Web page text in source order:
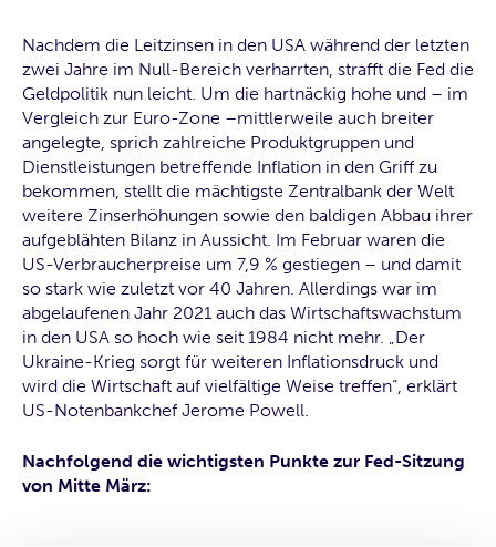
Nachdem die Leitzinsen in den USA während der letzten
zwei Jahre im Null-Bereich verharrten, strafft die Fed die
Geldpolitik nun leicht. Um die hartnäckig hohe und – im
Vergleich zur Euro-Zone –mittlerweile auch breiter
angelegte, sprich zahlreiche Produktgruppen und
Dienstleistungen betreffende Inflation in den Griff zu
bekommen, stellt die mächtigste Zentralbank der Welt
weitere Zinserhöhungen sowie den baldigen Abbau ihrer
aufgeblähten Bilanz in Aussicht. Im Februar waren die
US-Verbraucherpreise um 7,9 % gestiegen – und damit
so stark wie zuletzt vor 40 Jahren. Allerdings war im
abgelaufenen Jahr 2021 auch das Wirtschaftswachstum
in den USA so hoch wie seit 1984 nicht mehr. „Der
Ukraine-Krieg sorgt für weiteren Inflationsdruck und
wird die Wirtschaft auf vielfältige Weise treffen“, erklärt
US-Notenbankchef Jerome Powell.
Nachfolgend die wichtigsten Punkte zur Fed-Sitzung
von Mitte März: